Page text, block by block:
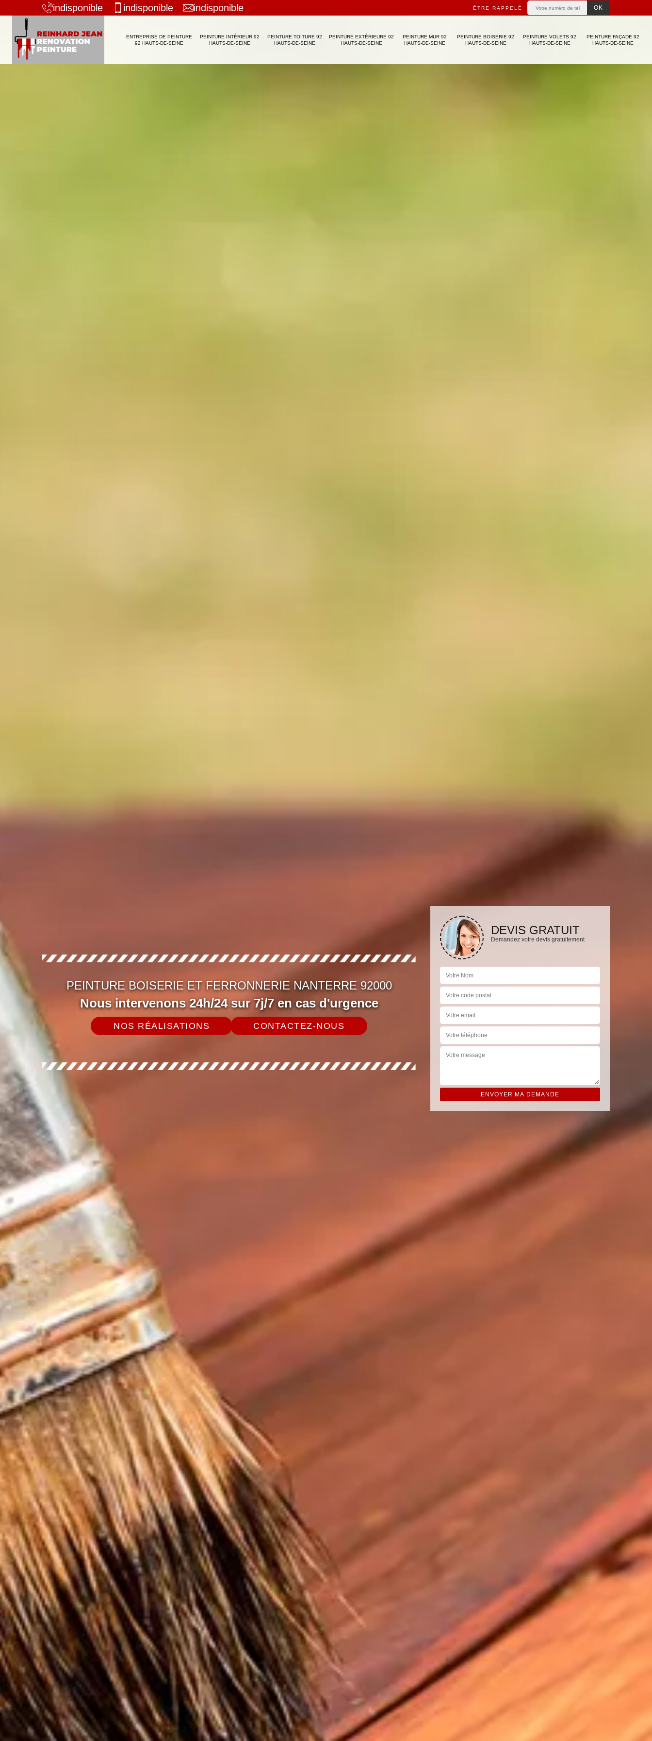
indisponible indisponible indisponible ÊTRE RAPPELÉ
ENTREPRISE DE PEINTURE
92 HAUTS-DE-SEINE
PEINTURE INTÉRIEUR 92
HAUTS-DE-SEINE
PEINTURE TOITURE 92
HAUTS-DE-SEINE
PEINTURE EXTÉRIEURE 92
HAUTS-DE-SEINE
PEINTURE MUR 92
HAUTS-DE-SEINE
PEINTURE BOISERIE 92
HAUTS-DE-SEINE
PEINTURE VOLETS 92
HAUTS-DE-SEINE
PEINTURE FAÇADE 92
HAUTS-DE-SEINE
PEINTURE BOISERIE ET FERRONNERIE NANTERRE 92000
Nous intervenons 24h/24 sur 7j/7 en cas d'urgence
NOS RÉALISATIONS CONTACTEZ-NOUS
DEVIS GRATUIT
Demandez votre devis gratuitement